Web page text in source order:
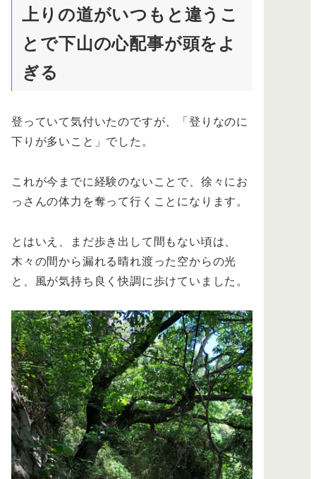
上りの道がいつもと違うこ
とで下山の心配事が頭をよ
ぎる
登っていて気付いたのですが、「登りなのに
下りが多いこと」でした。
これが今までに経験のないことで、徐々にお
っさんの体力を奪って行くことになります。
とはいえ、まだ歩き出して間もない頃は、
木々の間から漏れる晴れ渡った空からの光
と、風が気持ち良く快調に歩けていました。